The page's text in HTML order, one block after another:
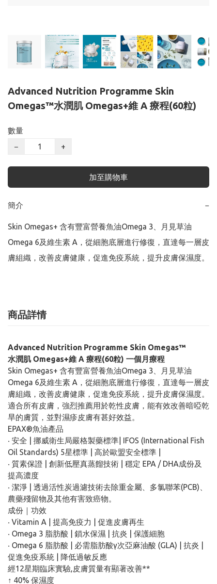
Advanced Nutrition Programme Skin
Omegas™水潤肌 Omegas+維 A 療程(60粒)
數量
−
+
加至購物車
簡介 −
Skin Omegas+ 含有豐富營養魚油Omega 3、月見草油
Omega 6及維生素 A，從細胞底層進行修復，直達每一層皮
膚組織，改善皮膚健康，促進免疫系統，提升皮膚保濕度。
商品詳情
Advanced Nutrition Programme Skin Omegas™
水潤肌 Omegas+維 A 療程(60粒) 一個月療程
Skin Omegas+ 含有豐富營養魚油Omega 3、月見草油
Omega 6及維生素 A，從細胞底層進行修復，直達每一層皮
膚組織，改善皮膚健康，促進免疫系統，提升皮膚保濕度。
適合所有皮膚，強烈推薦用於乾性皮膚，能有效改善暗啞乾
旱的膚質，並對濕疹皮膚有甚好效益。
EPAX®️魚油產品
‧ 安全 | 挪威衛生局嚴格製藥標準| IFOS (International Fish
Oil Standards) 5星標準 | 高於歐盟安全標準 |
‧ 質素保證 | 創新低壓真蒸餾技術 | 穩定 EPA / DHA成份及
提高濃度
‧ 潔淨 | 透過活性炭過濾技術去除重金屬、多氯聯苯(PCB)、
農藥殘留物及其他有害致癌物。
成份｜功效
‧ Vitamin A | 提高免疫力 | 促進皮膚再生
‧ Omega 3 脂肪酸 | 鎖水保濕 | 抗炎 | 保護細胞
‧ Omega 6 脂肪酸 | 必需脂肪酸γ次亞麻油酸 (GLA) | 抗炎 |
促進免疫系統 | 降低過敏反應
經12星期臨床實驗,皮膚質量有顯著改善**
↑ 40% 保濕度